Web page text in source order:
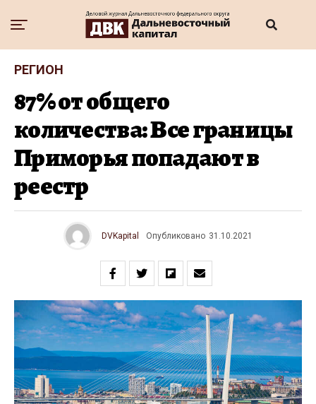
РЕГИОН
87% от общего
количества: Все границы
Приморья попадают в
реестр
DVKapital Опубликовано 31.10.2021